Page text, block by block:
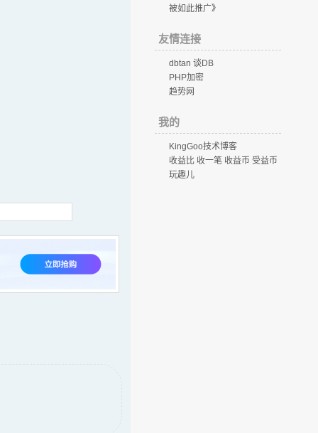
被如此推广》
友情连接
dbtan 谈DB
PHP加密
趋势网
我的
KingGoo技术博客
收益比 收一笔 收益币 受益币
玩趣儿